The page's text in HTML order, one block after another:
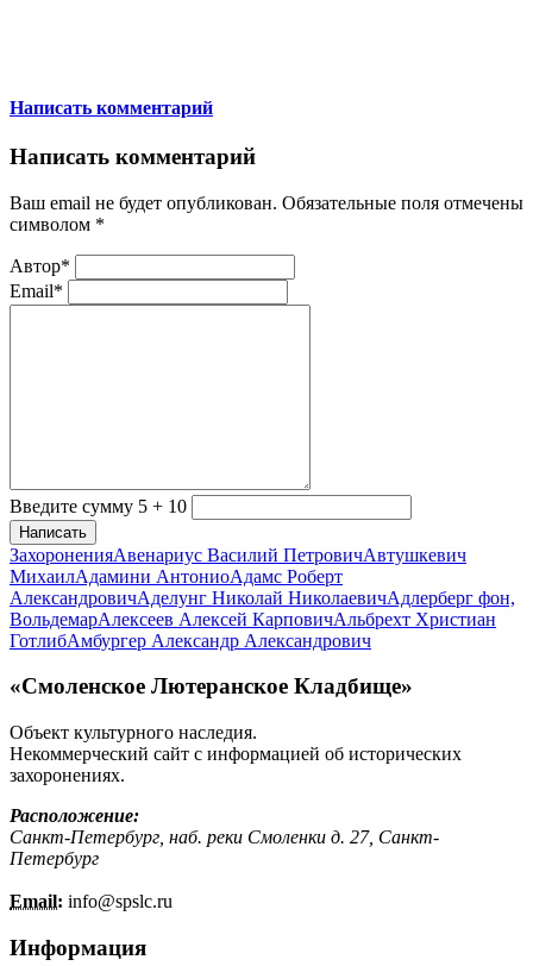
Написать комментарий
Написать комментарий
Ваш email не будет опубликован. Обязательные поля отмечены
символом *
Автор*
Email*
Введите сумму 5 + 10
Написать
ЗахороненияАвенариус Василий ПетровичАвтушкевич
МихаилАдамини АнтониоАдамс Роберт
АлександровичАделунг Николай НиколаевичАдлерберг фон,
ВольдемарАлексеев Алексей КарповичАльбрехт Христиан
ГотлибАмбургер Александр Александрович
«Смоленское Лютеранское Кладбище»
Объект культурного наследия.
Некоммерческий сайт с информацией об исторических
захоронениях.
Расположение:
Санкт-Петербург, наб. реки Смоленки д. 27, Санкт-
Петербург
Email: info@spslc.ru
Информация